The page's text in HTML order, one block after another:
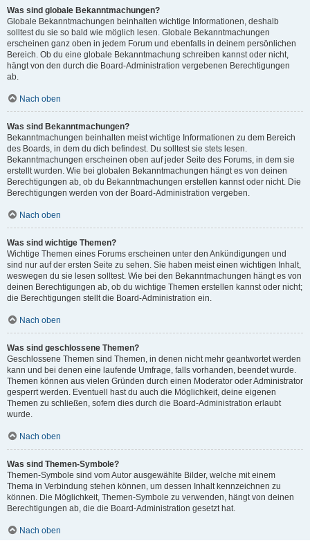
Was sind globale Bekanntmachungen?
Globale Bekanntmachungen beinhalten wichtige Informationen, deshalb
solltest du sie so bald wie möglich lesen. Globale Bekanntmachungen
erscheinen ganz oben in jedem Forum und ebenfalls in deinem persönlichen
Bereich. Ob du eine globale Bekanntmachung schreiben kannst oder nicht,
hängt von den durch die Board-Administration vergebenen Berechtigungen
ab.
Nach oben
Was sind Bekanntmachungen?
Bekanntmachungen beinhalten meist wichtige Informationen zu dem Bereich
des Boards, in dem du dich befindest. Du solltest sie stets lesen.
Bekanntmachungen erscheinen oben auf jeder Seite des Forums, in dem sie
erstellt wurden. Wie bei globalen Bekanntmachungen hängt es von deinen
Berechtigungen ab, ob du Bekanntmachungen erstellen kannst oder nicht. Die
Berechtigungen werden von der Board-Administration vergeben.
Nach oben
Was sind wichtige Themen?
Wichtige Themen eines Forums erscheinen unter den Ankündigungen und
sind nur auf der ersten Seite zu sehen. Sie haben meist einen wichtigen Inhalt,
weswegen du sie lesen solltest. Wie bei den Bekanntmachungen hängt es von
deinen Berechtigungen ab, ob du wichtige Themen erstellen kannst oder nicht;
die Berechtigungen stellt die Board-Administration ein.
Nach oben
Was sind geschlossene Themen?
Geschlossene Themen sind Themen, in denen nicht mehr geantwortet werden
kann und bei denen eine laufende Umfrage, falls vorhanden, beendet wurde.
Themen können aus vielen Gründen durch einen Moderator oder Administrator
gesperrt werden. Eventuell hast du auch die Möglichkeit, deine eigenen
Themen zu schließen, sofern dies durch die Board-Administration erlaubt
wurde.
Nach oben
Was sind Themen-Symbole?
Themen-Symbole sind vom Autor ausgewählte Bilder, welche mit einem
Thema in Verbindung stehen können, um dessen Inhalt kennzeichnen zu
können. Die Möglichkeit, Themen-Symbole zu verwenden, hängt von deinen
Berechtigungen ab, die die Board-Administration gesetzt hat.
Nach oben